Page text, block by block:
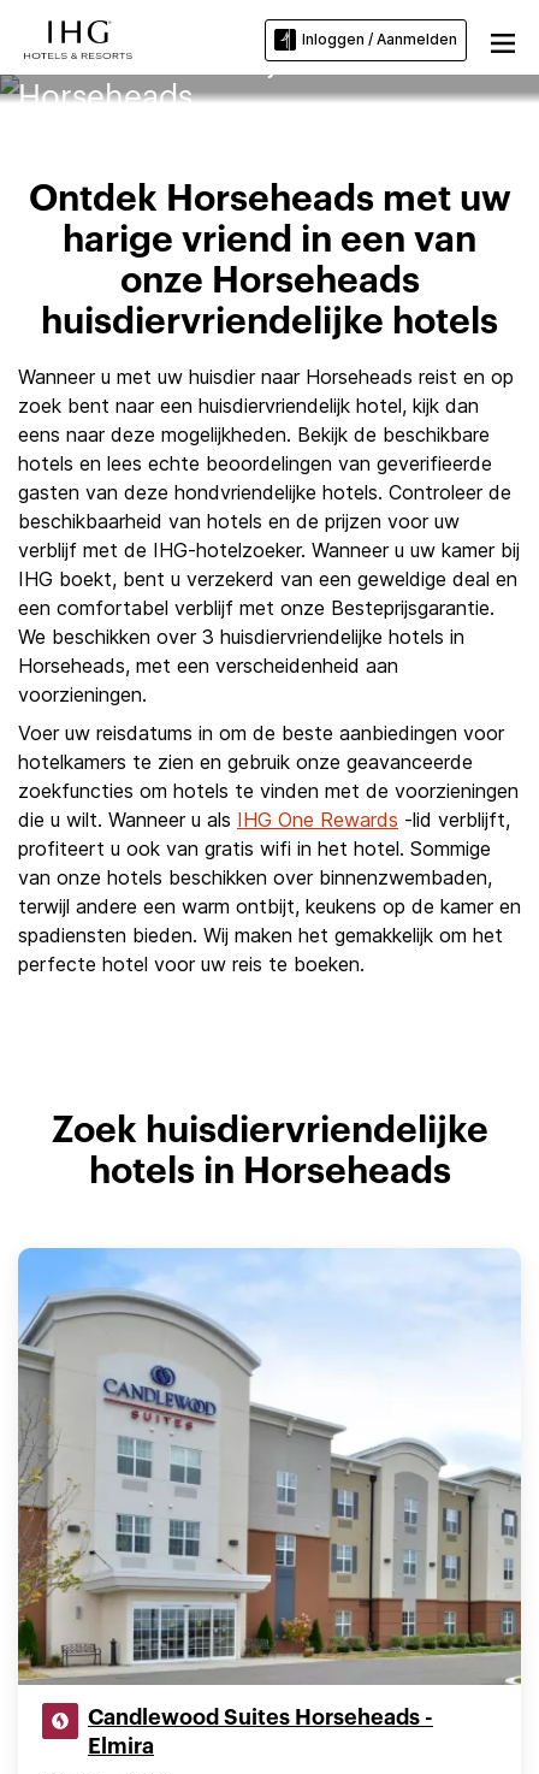
Inloggen / Aanmelden
Huisdiervriendelijke hotels in
Horseheads
Ontdek Horseheads met uw
harige vriend in een van
onze Horseheads
huisdiervriendelijke hotels
Wanneer u met uw huisdier naar Horseheads reist en op
zoek bent naar een huisdiervriendelijk hotel, kijk dan
eens naar deze mogelijkheden. Bekijk de beschikbare
hotels en lees echte beoordelingen van geverifieerde
gasten van deze hondvriendelijke hotels. Controleer de
beschikbaarheid van hotels en de prijzen voor uw
verblijf met de IHG-hotelzoeker. Wanneer u uw kamer bij
IHG boekt, bent u verzekerd van een geweldige deal en
een comfortabel verblijf met onze Besteprijsgarantie.
We beschikken over 3 huisdiervriendelijke hotels in
Horseheads, met een verscheidenheid aan
voorzieningen.
Voer uw reisdatums in om de beste aanbiedingen voor
hotelkamers te zien en gebruik onze geavanceerde
zoekfuncties om hotels te vinden met de voorzieningen
die u wilt. Wanneer u als IHG One Rewards -lid verblijft,
profiteert u ook van gratis wifi in het hotel. Sommige
van onze hotels beschikken over binnenzwembaden,
terwijl andere een warm ontbijt, keukens op de kamer en
spadiensten bieden. Wij maken het gemakkelijk om het
perfecte hotel voor uw reis te boeken.
Zoek huisdiervriendelijke
hotels in Horseheads
Candlewood Suites Horseheads -
Elmira